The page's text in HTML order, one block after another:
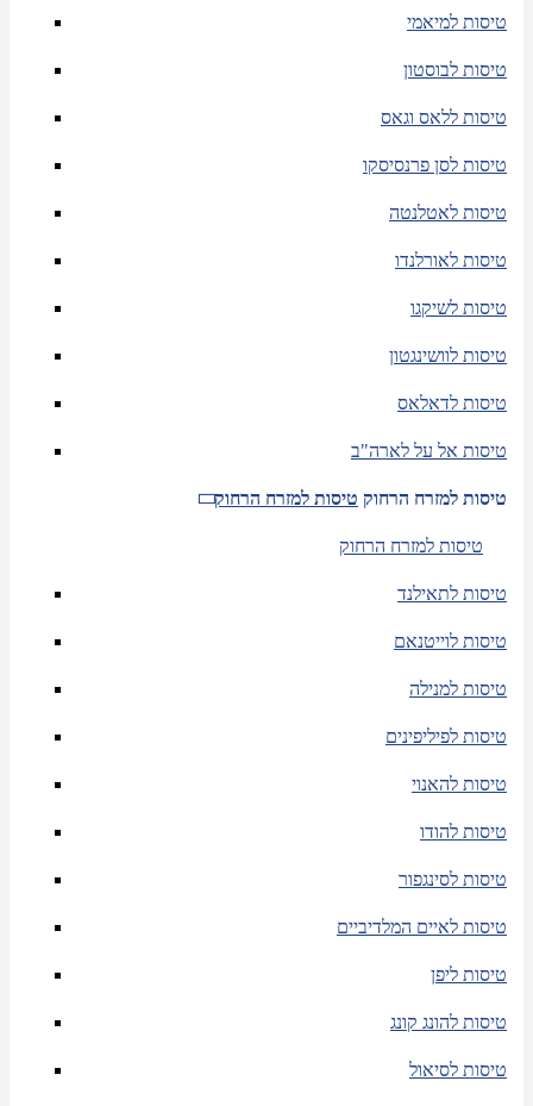
טיסות למיאמי
טיסות לבוסטון
טיסות ללאס וגאס
טיסות לסן פרנסיסקו
טיסות לאטלנטה
טיסות לאורלנדו
טיסות לשיקגו
טיסות לוושינגטון
טיסות לדאלאס
טיסות אל על לארה"ב
טיסות למזרח הרחוק טיסות למזרח הרחוק
טיסות למזרח הרחוק
טיסות לתאילנד
טיסות לוייטנאם
טיסות למנילה
טיסות לפיליפינים
טיסות להאנוי
טיסות להודו
טיסות לסינגפור
טיסות לאיים המלדיביים
טיסות ליפן
טיסות להונג קונג
טיסות לסיאול